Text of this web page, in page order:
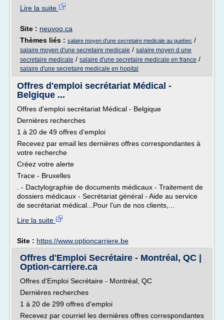
Lire la suite
Site : neuvoo.ca
Thèmes liés : salaire moyen d'une secretaire medicale au quebec /
salaire moyen d'une secretaire medicale / salaire moyen d une
secretaire medicale / salaire d'une secretaire medicale en france /
salaire d'une secretaire medicale en hopital
Offres d'emploi secrétariat Médical -
Belgique ...
Offres d'emploi secrétariat Médical - Belgique
Dernières recherches
1 à 20 de 49 offres d'emploi
Recevez par email les dernières offres correspondantes à
votre recherche
Créez votre alerte
Trace - Bruxelles
. - Dactylographie de documents médicaux - Traitement de
dossiers médicaux - Secrétariat général - Aide au service
de secrétariat médical...Pour l'un de nos clients,...
Lire la suite
Site : https://www.optioncarriere.be
Offres d'Emploi Secrétaire - Montréal, QC |
Option-carriere.ca
Offres d'Emploi Secrétaire - Montréal, QC
Dernières recherches
1 à 20 de 299 offres d'emploi
Recevez par courriel les dernières offres correspondantes